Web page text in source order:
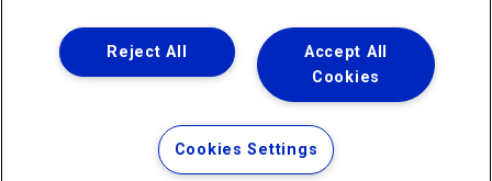
Copyright © 2026 - Todos os Direitos Reservados.
Nossa natureza movimenta a vida
Termos Gerais de Uso de Sites e Aplicativos
Política de Privacidade e Proteção de Dados
Accept All
Cookies
Reject All
Cookies Settings